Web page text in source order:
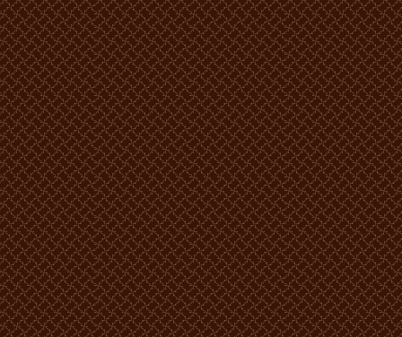
Numărul camerelor: 4
În cameră sunt pat patrimonial,canapea extensibila, televizor,
Prețul:
850 lei MD -1 persoana.
1000 lei MD -2 persoane.
1100 lei MD -3 persoane.
1250 lei MD -4 persoane.